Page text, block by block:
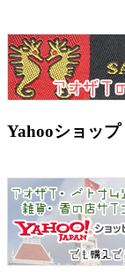
Yahooショップ